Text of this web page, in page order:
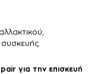
για την επισκευή